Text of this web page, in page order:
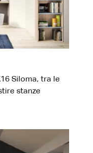
Siloma, tra le
stanze